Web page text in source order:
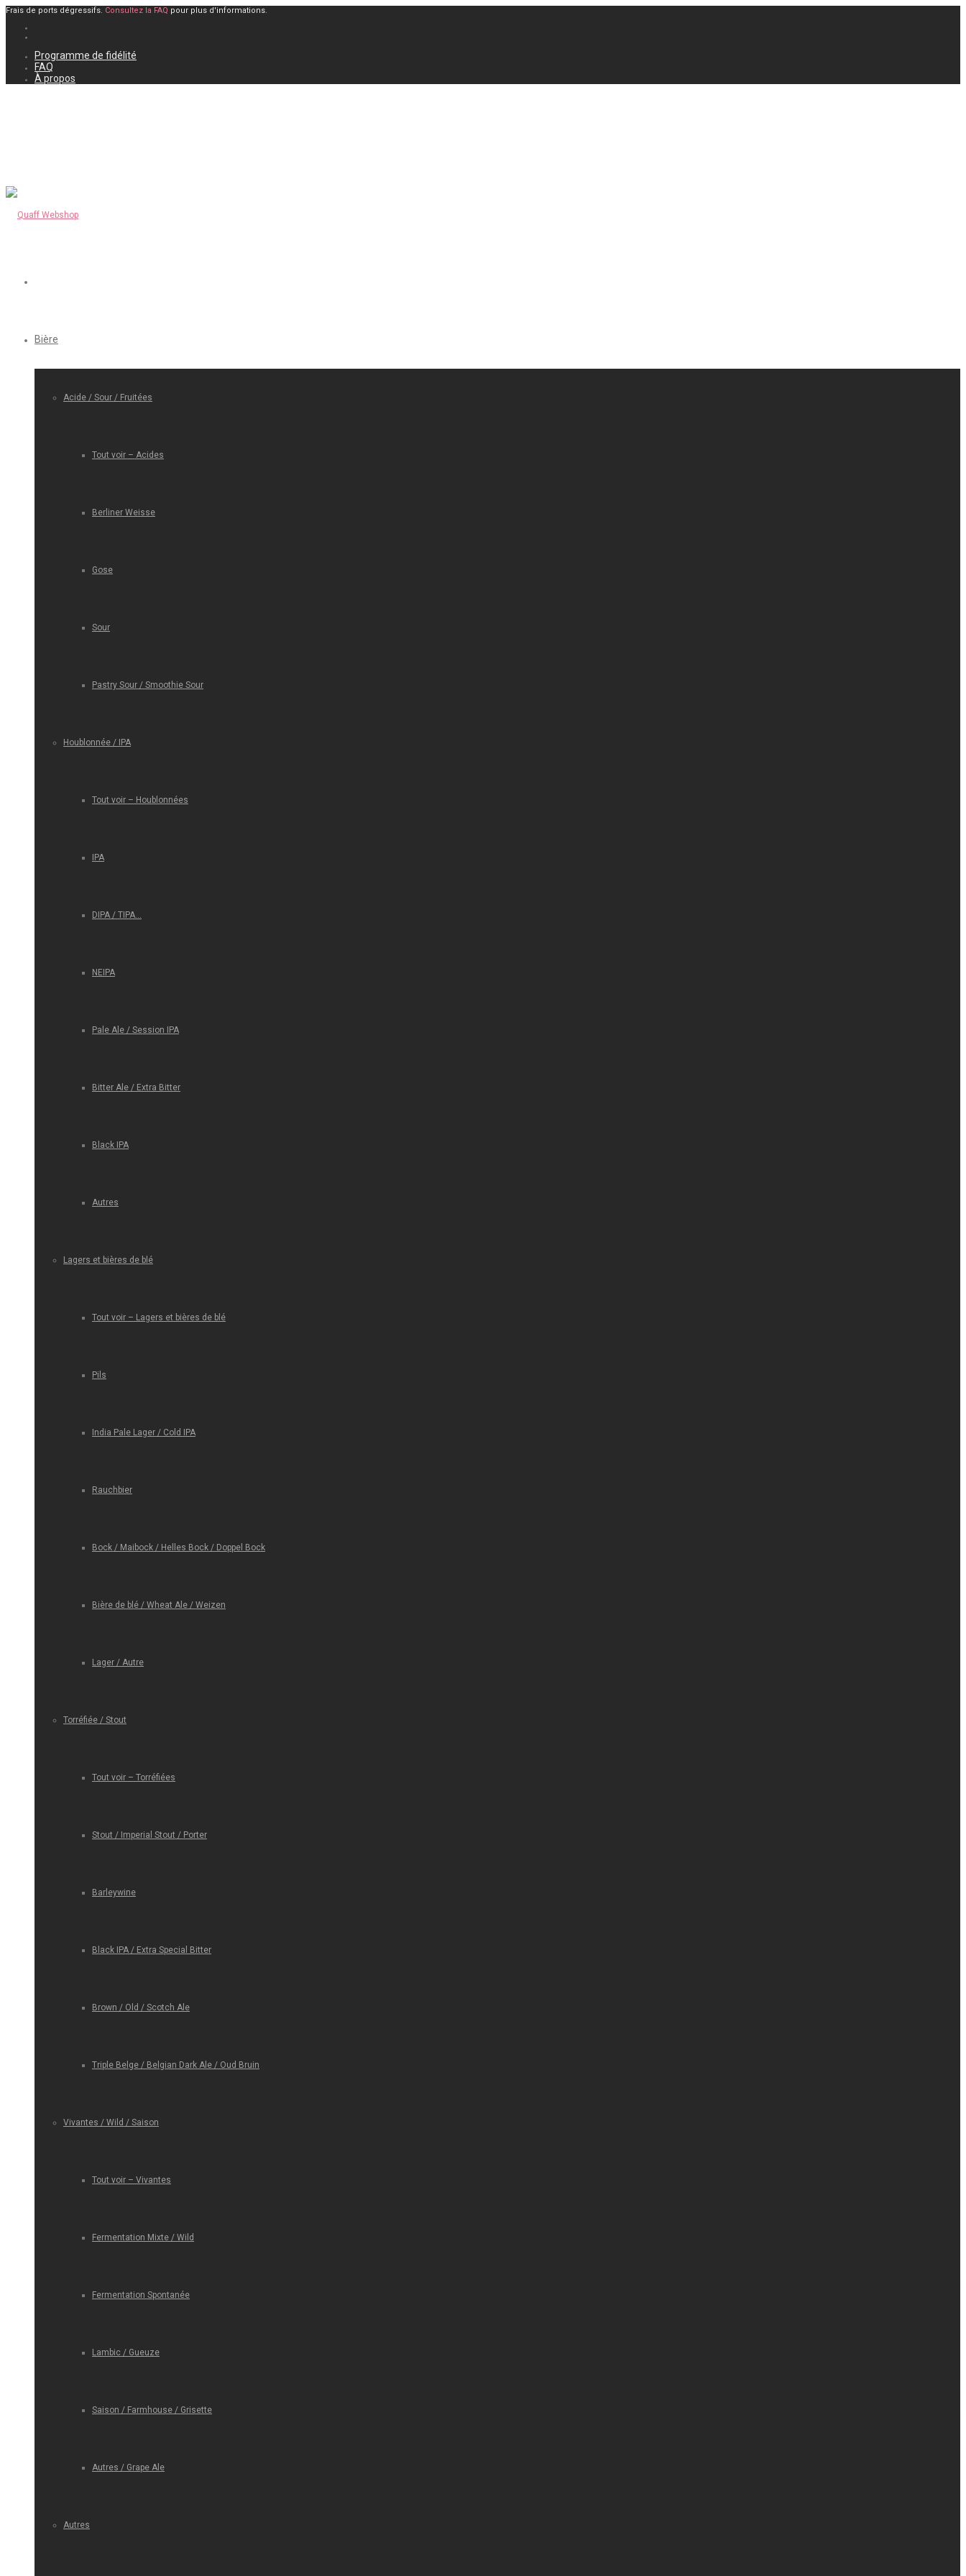
Frais de ports dégressifs. Consultez la FAQ pour plus d'informations.
Programme de fidélité
FAQ
À propos
Bière
Acide / Sour / Fruitées
Tout voir – Acides
Berliner Weisse
Gose
Sour
Pastry Sour / Smoothie Sour
Houblonnée / IPA
Tout voir – Houblonnées
IPA
DIPA / TIPA…
NEIPA
Pale Ale / Session IPA
Bitter Ale / Extra Bitter
Black IPA
Autres
Lagers et bières de blé
Tout voir – Lagers et bières de blé
Pils
India Pale Lager / Cold IPA
Rauchbier
Bock / Maibock / Helles Bock / Doppel Bock
Bière de blé / Wheat Ale / Weizen
Lager / Autre
Torréfiée / Stout
Tout voir – Torréfiées
Stout / Imperial Stout / Porter
Barleywine
Black IPA / Extra Special Bitter
Brown / Old / Scotch Ale
Triple Belge / Belgian Dark Ale / Oud Bruin
Vivantes / Wild / Saison
Tout voir – Vivantes
Fermentation Mixte / Wild
Fermentation Spontanée
Lambic / Gueuze
Saison / Farmhouse / Grisette
Autres / Grape Ale
Autres